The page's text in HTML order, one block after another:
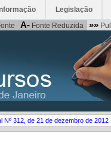
Legislação
A- Fonte Reduzida »»
Nº 312, de 21 de dezembro de 2012